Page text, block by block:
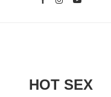
HOT SEX